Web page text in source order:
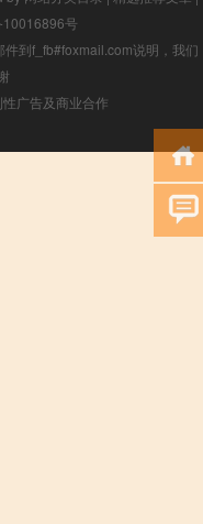
10016896号
到f_fb#foxmail.com说明，我们
广告及商业合作